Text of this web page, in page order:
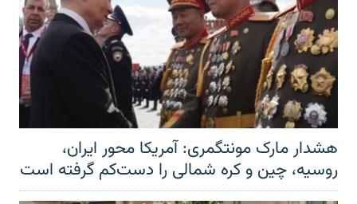
هشدار مارک مونتگمری: آمریکا محور ایران،
روسیه، چین و کره شمالی را دست‌کم گرفته است